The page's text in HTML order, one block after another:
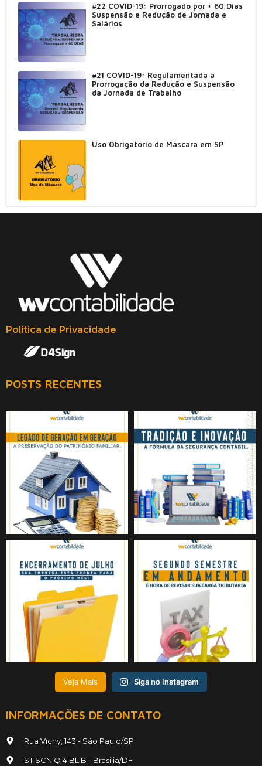
#22 COVID-19: Prorrogado por + 60 Dias
Suspensão e Redução de Jornada e
Salários
#21 COVID-19: Regulamentada a
Prorrogação da Redução e Suspensão
da Jornada de Trabalho
Uso Obrigatório de Máscara em SP
Politica de Privacidade
POSTS RECENTES
Veja Mais Siga no Instagram
INFORMAÇÕES DE CONTATO
Rua Vichy, 143 - São Paulo/SP
ST SCN Q 4 BL B - Brasilia/DF